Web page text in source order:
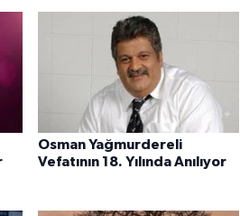
Osman Yağmurdereli
Vefatının 18. Yılında Anılıyor